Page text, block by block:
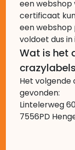
een webshop
certificaat
een webshop
voldoet dus
Wat is het
Het volgende
gevonden:
Lintelerweg
7556PD